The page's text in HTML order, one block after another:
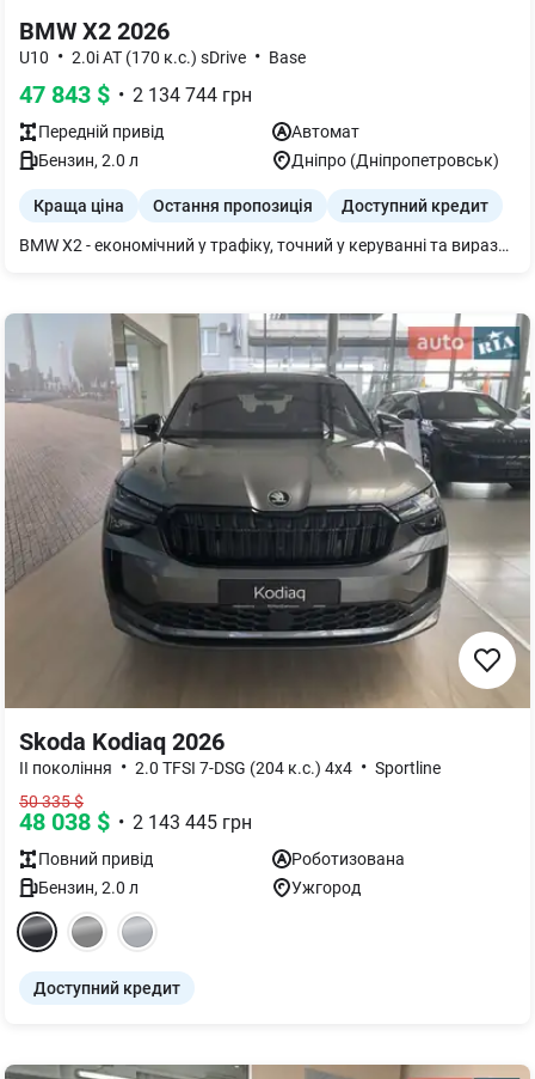
BMW X2 2026
U10 • 2.0i AT (170 к.с.) sDrive • Base
47 843 $ • 2 134 744 грн
Передній привід
Автомат
Бензин, 2.0 л Дніпро (Дніпропетровськ)
Краща ціна Остання пропозиція Доступний кредит
BMW X2 - економічний у трафіку, точний у керуванні та виразний завдяки сміливому сучасному дизайну. Запрошуємо на огляд до офіційного дилера BMW у м. Дніпрі. Автомобіль оснащений додатковим обладнанням: Сонцезахисне скління Спортивні передні сидіння Driving Assistant Legal emergencycall BMW Individualобробкастелі`Anthracite` Активнийзахист пішоходів Пакет опцій Пакет устаткування бічнихдзеркал Система комфортного доступу Зовнішнє ліве дзеркало заднього виду і внутрішнє із затемненням Салонне дзеркало задньоговидуз автозатемненням Адаптивні світлодіодні фари Бездротовазарядказ охолодженням пристрою Акустичне скління Система автоматичногоуправління дальнім світлом Українськийпакет (Ukrainian package) Підігрів керма Кріплення длядитячих крісел `Isofix` Підігрів передніх сидінь Акустична система`HiFi HarmanKardon` Болти-секреткидляколіс Індикатор тискув покришках Ремонтнийкомплект шин Plus Teleservices Пакет Connected необмежений Меню українською мовою Посібник користувачаукраїнською мовою
Skoda Kodiaq 2026
II покоління • 2.0 TFSI 7-DSG (204 к.с.) 4x4 • Sportline
50 335$
48 038 $ • 2 143 445 грн
Повний привід
Роботизована
Бензин, 2.0 л Ужгород
Доступний кредит